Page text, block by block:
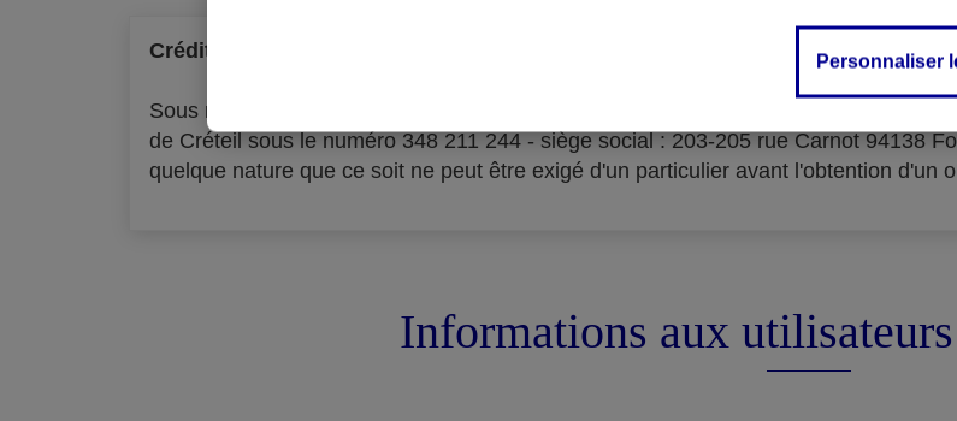
Crédit à la consommation
Sous réserve d'acceptation par l'organisme prêteur : AXA Banque Financement –
de Créteil sous le numéro 348 211 244 - siège social : 203-205 rue Carnot 94138
quelque nature que ce soit ne peut être exigé d'un particulier avant l'obtention d'un
Informations aux
Personnaliser